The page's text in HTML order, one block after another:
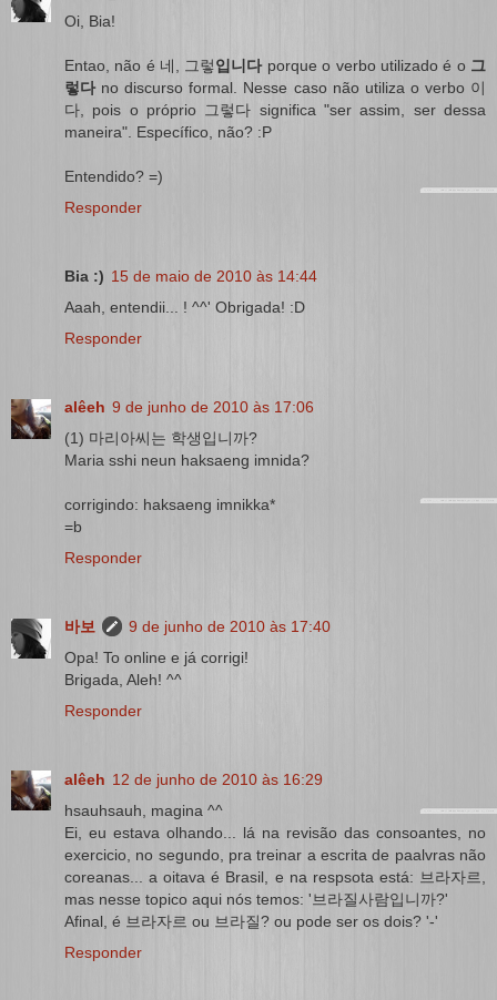
Oi, Bia!
Entao, não é 네, 그렇입니다porque o verbo utilizado é o 그
렇다no discurso formal. Nesse caso não utiliza o verbo 이
다, pois o próprio 그렇다 significa "ser assim, ser dessa
maneira". Específico, não? :P
Entendido? =)
Responder
Bia :) 15 de maio de 2010 às 14:44
Aaah, entendii... ! ^^' Obrigada! :D
Responder
alêeh 9 de junho de 2010 às 17:06
(1) 마리아씨는 학생입니까?
Maria sshi neun haksaeng imnida?
corrigindo: haksaeng imnikka*
=b
Responder
바보
9 de junho de 2010 às 17:40
Opa! To online e já corrigi!
Brigada, Aleh! ^^
Responder
alêeh 12 de junho de 2010 às 16:29
hsauhsauh, magina ^^
Ei, eu estava olhando... lá na revisão das consoantes, no
exercicio, no segundo, pra treinar a escrita de paalvras não
coreanas... a oitava é Brasil, e na respsota está: 브라자르,
mas nesse topico aqui nós temos: '브라질사람입니까?'
Afinal, é 브라자르 ou 브라질? ou pode ser os dois? '-'
Responder